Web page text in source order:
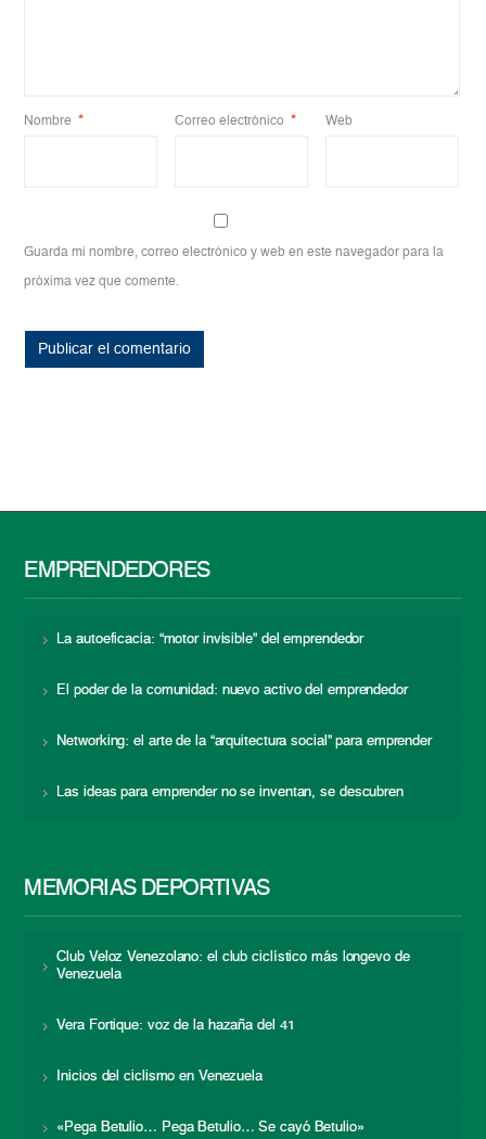
Nombre * Correo electrónico * Web
Guarda mi nombre, correo electrónico y web en este navegador para la
próxima vez que comente.
EMPRENDEDORES
La autoeficacia: “motor invisible” del emprendedor
El poder de la comunidad: nuevo activo del emprendedor
Networking: el arte de la “arquitectura social” para emprender
Las ideas para emprender no se inventan, se descubren
MEMORIAS DEPORTIVAS
Club Veloz Venezolano: el club ciclístico más longevo de
Venezuela
Vera Fortique: voz de la hazaña del 41
Inicios del ciclismo en Venezuela
«Pega Betulio… Pega Betulio… Se cayó Betulio»